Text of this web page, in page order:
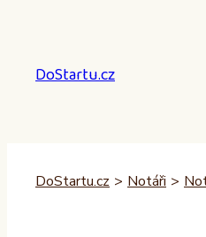
DoStartu.cz
DoStartu.cz > Notáři >